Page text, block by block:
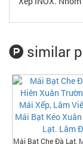
similar
Mái Bạt Che Đà Lạt,